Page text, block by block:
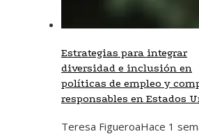
Estrategias para integrar
diversidad e inclusión en
políticas de empleo y
responsables en Estados
Teresa FigueroaHace 1